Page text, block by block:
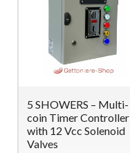
5 SHOWERS – Multi-
coin Timer Controller
with 12 Vcc Solenoid
Valves